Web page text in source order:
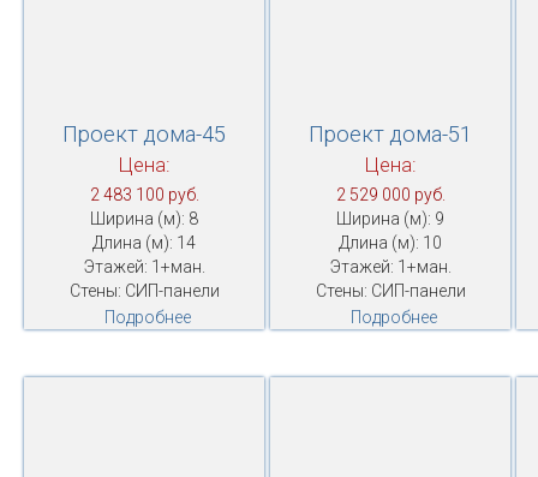
Проект дома-45
Цена:
2 483 100 руб.
Ширина (м): 8
Длина (м): 14
Этажей: 1+ман.
Стены: СИП-панели
Подробнее
Проект дома-51
Цена:
2 529 000 руб.
Ширина (м): 9
Длина (м): 10
Этажей: 1+ман.
Стены: СИП-панели
Подробнее